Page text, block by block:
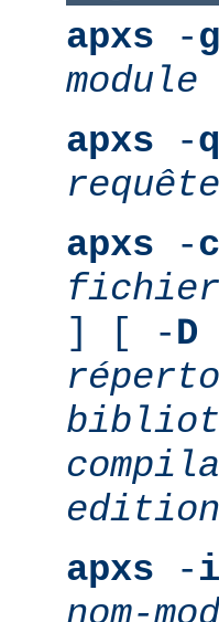
apxs -g
module
apxs -q
requête
apxs -c
] [ -D
apxs -i